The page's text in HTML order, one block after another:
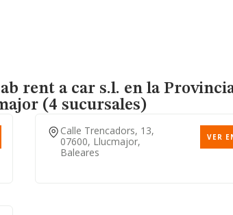
rent a car s.l. en la
(4 sucursales)
Calle Trencadors, 13,
07600, Llucmajor,
Baleares
VER